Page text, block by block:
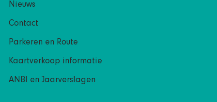
Nieuws
Contact
Parkeren en Route
Kaartverkoop informatie
ANBI en Jaarverslagen